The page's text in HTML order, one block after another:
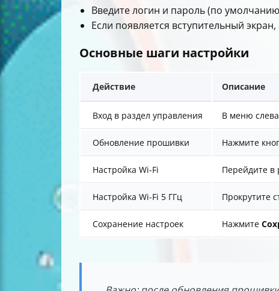
Введите логин и пароль (по
Если появляется вступительный
Основные шаги настройки
Действие Описание
Вход в раздел управления В меню
Обновление прошивки Нажмите
Настройка Wi-Fi Перейдите в
Настройка Wi-Fi 5 ГГц Прокрутите
Сохранение настроек Нажмите